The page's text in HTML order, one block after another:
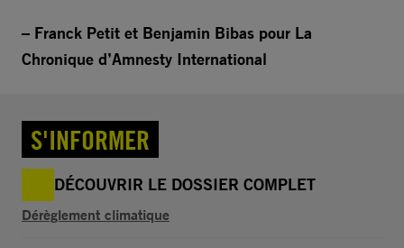
– Franck Petit et Benjamin Bibas pour La
Chronique d’Amnesty International
S'INFORMER
DÉCOUVRIR LE DOSSIER COMPLET
Dérèglement climatique